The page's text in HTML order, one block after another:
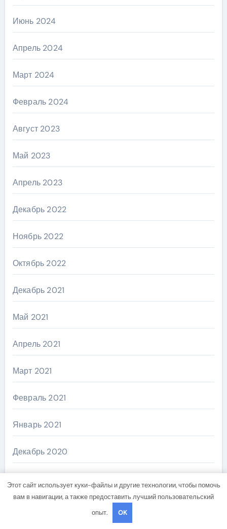
Июнь 2024
Апрель 2024
Март 2024
Февраль 2024
Август 2023
Май 2023
Апрель 2023
Декабрь 2022
Ноябрь 2022
Октябрь 2022
Декабрь 2021
Май 2021
Апрель 2021
Март 2021
Февраль 2021
Январь 2021
Декабрь 2020
Этот сайт использует куки-файлы и другие технологии, чтобы помочь
вам в навигации, а также предоставить лучший пользовательский
опыт.
OK